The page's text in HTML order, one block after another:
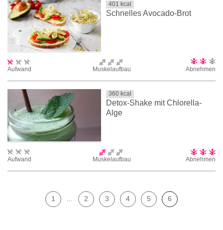
401 kcal
Schnelles Avocado-Brot
Aufwand Muskelaufbau Abnehmen
360 kcal
Detox-Shake mit Chlorella-
Alge
Aufwand Muskelaufbau Abnehmen
1 2 3 4 5 6